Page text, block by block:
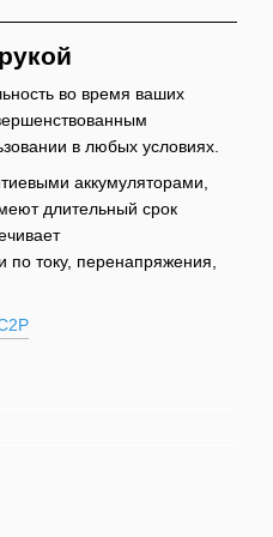
во время ваших
в любых условиях.
аккумуляторами,
длительный срок
по току, перенапряжения,